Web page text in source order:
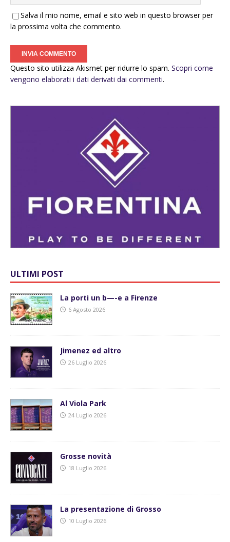
Salva il mio nome, email e sito web in questo browser per
la prossima volta che commento.
Questo sito utilizza Akismet per ridurre lo spam. Scopri come
vengono elaborati i dati derivati dai commenti.
ULTIMI POST
La porti un b—-e a Firenze
6 Agosto 2026
Jimenez ed altro
26 Luglio 2026
Al Viola Park
24 Luglio 2026
Grosse novità
18 Luglio 2026
La presentazione di Grosso
10 Luglio 2026